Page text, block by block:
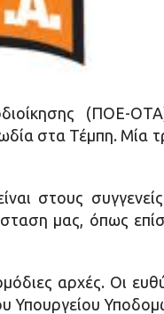
(ΠΟΕ-
στα Τέμπη. Μία
στους
μας, όπως
αρχές. Οι
Υπουργείου